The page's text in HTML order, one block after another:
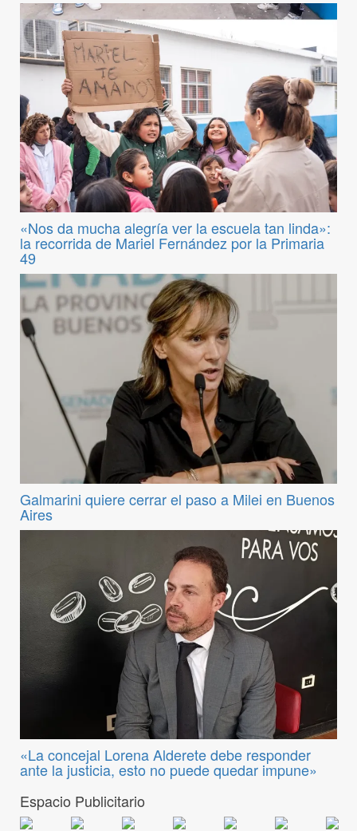
«Nos da mucha alegría ver la escuela tan linda»:
la recorrida de Mariel Fernández por la Primaria
49
Galmarini quiere cerrar el paso a Milei en Buenos
Aires
«La concejal Lorena Alderete debe responder
ante la justicia, esto no puede quedar impune»
Espacio Publicitario